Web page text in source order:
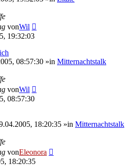
vonWil
19:32:03
08:57:30 »in Mitternachtstalk
vonWil
08:57:30
18:20:35 »in Mitternachtstalk
vonEleonora
18:20:35